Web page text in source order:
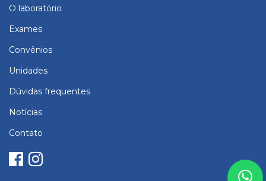
O laboratório
Exames
Convênios
Unidades
Dúvidas frequentes
Notícias
Contato